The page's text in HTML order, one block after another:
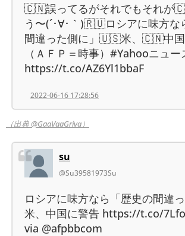
🇨🇳誤ってるがそれでもそれが
う〜(´･∀･｀)🇷🇺ロシアに味方な
間違った側に」🇺🇸米、🇨🇳中国
（ＡＦＰ＝時事）#Yahooニュー
https://t.co/AZ6Yl1bbaF
2022-06-16 17:28:56
（出典 @GaaVaaGriva）
su
@Su39581973Su
ロシアに味方なら「歴史の間違っ
米、中国に警告 https://t.co/
via @afpbbcom